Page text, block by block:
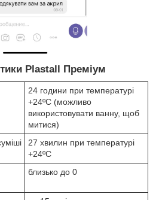
Plastall Преміум
24 години при температурі
+24ºC (можливо
використовувати ванну, щоб
митися)
27 хвилин при температурі
+24ºC
близько до 0